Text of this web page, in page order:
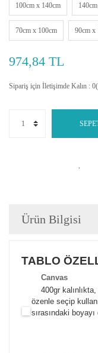
100cm x 140cm
70cm x 100cm 90cm x
974,84 TL
Sipariş için İletişimde Kalın :
Ürün Bilgisi
TABLO
Canvas
400gr kalınlıkta,
özenle seçip
sırasındaki